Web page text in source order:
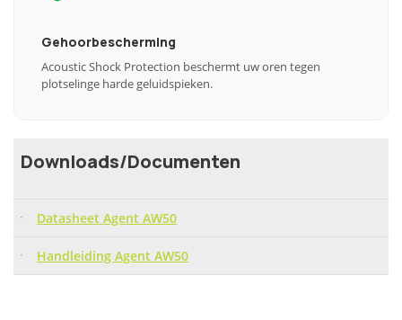
Gehoorbescherming
Acoustic Shock Protection beschermt uw oren tegen
plotselinge harde geluidspieken.
Downloads/Documenten
Datasheet Agent AW50
Handleiding Agent AW50